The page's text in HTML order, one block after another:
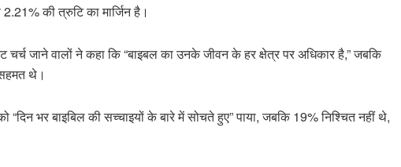
की त्रुटि का मार्जिन है।
चर्च जाने वालों ने कहा कि “बाइबल का उनके जीवन के हर क्षेत्र पर अधिकार है,” जबकि
थे।
भर बाइबिल की सच्चाइयों के बारे में सोचते हुए” पाया, जबकि 19% निश्चित नहीं थे,